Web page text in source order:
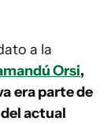
a la
Orsi,
era parte de
actual